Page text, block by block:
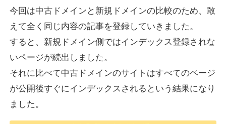
詳細を見る
designcrave.com
ジャンル
DA38
今回は中古ドメインと新規ドメインの比較のため、敢
えて全く同じ内容の記事を登録していきました。
すると、新規ドメイン側ではインデックス登録されな
いページが続出しました。
それに比べて中古ドメインのサイトはすべてのページ
が公開後すぐにインデックスされるという結果になり
ました。